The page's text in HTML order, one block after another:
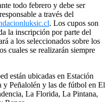
todo febrero y debe ser
a través del
. Los cupos son
la inscripción por parte del
a los seleccionados sobre los
cuales se realizarán siempre
están ubicadas en Estación
Peñalolén y las de fútbol en El
La Florida, La Pintana,